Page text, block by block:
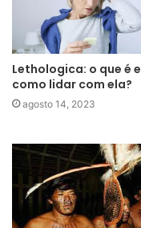
Lethologica: o que é e
como lidar com ela?
agosto 14, 2023